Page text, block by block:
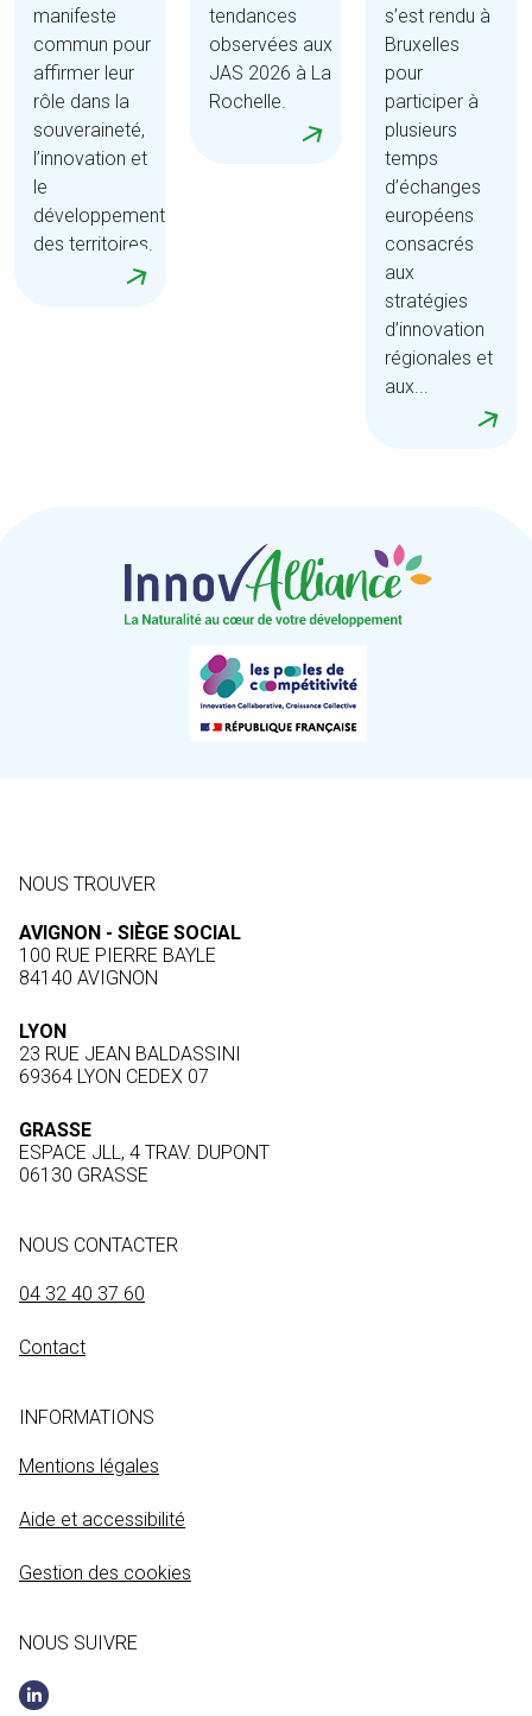
manifeste
commun pour
affirmer leur
rôle dans la
souveraineté,
l’innovation et
le
développement
des territoires.
tendances
observées aux
JAS 2026 à La
Rochelle.
s’est rendu à
Bruxelles
pour
participer à
plusieurs
temps
d’échanges
européens
consacrés
aux
stratégies
d’innovation
régionales et
aux...
NOUS TROUVER
AVIGNON - SIÈGE SOCIAL
100 RUE PIERRE BAYLE
84140 AVIGNON
LYON
23 RUE JEAN BALDASSINI
69364 LYON CEDEX 07
GRASSE
ESPACE JLL, 4 TRAV. DUPONT
06130 GRASSE
NOUS CONTACTER
04 32 40 37 60
Contact
INFORMATIONS
Mentions légales
Aide et accessibilité
Gestion des cookies
NOUS SUIVRE